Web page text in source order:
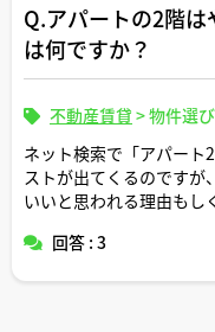
Q.アパートの2階
は何ですか？
不動産賃貸 >物件選
ネット検索で「アパート
ストが出てくるのですが
いいと思われる理由もし
勝るとは思うのですが。
回答 : 3